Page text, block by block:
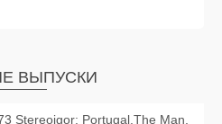
ВЫПУСКИ
Stereoigor: Portugal.The Man,